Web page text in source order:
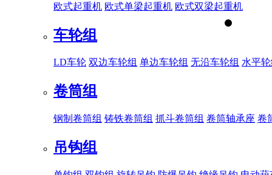
欧式起重机 欧式单梁起重机 欧式双梁起重机
车轮组
LD车轮 双边车轮组 单边车轮组 无沿车轮组 水平
卷筒组
钢制卷筒组 铸铁卷筒组 抓斗卷筒组 卷筒轴承座 卷
吊钩组